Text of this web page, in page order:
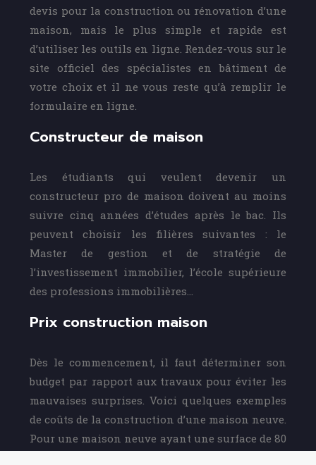
devis pour la construction ou rénovation d’une
maison, mais le plus simple et rapide est
d’utiliser les outils en ligne. Rendez-vous sur le
site officiel des spécialistes en bâtiment de
votre choix et il ne vous reste qu’à remplir le
formulaire en ligne.
Constructeur de maison
Les étudiants qui veulent devenir un
constructeur pro de maison doivent au moins
suivre cinq années d’études après le bac. Ils
peuvent choisir les filières suivantes : le
Master de gestion et de stratégie de
l’investissement immobilier, l’école supérieure
des professions immobilières…
Prix construction maison
Dès le commencement, il faut déterminer son
budget par rapport aux travaux pour éviter les
mauvaises surprises. Voici quelques exemples
de coûts de la construction d’une maison neuve.
Pour une maison neuve ayant une surface de 80